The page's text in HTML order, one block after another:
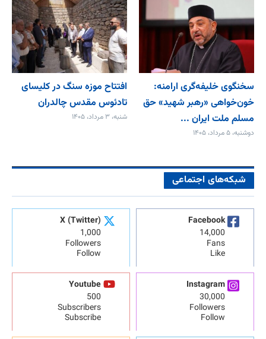
سخنگوی خلیفه‌گری ارامنه:
خون‌خواهی «رهبر شهید» حق
مسلم ملت ایران ...
دوشنبه، ۵ مرداد، ۱۴۰۵
افتتاح موزه سنگ در کلیسای
تادئوس مقدس چالدران
شنبه، ۳ مرداد، ۱۴۰۵
شبکه‌های اجتماعی
Facebook
14,000
Fans
Like
X (Twitter)
1,000
Followers
Follow
Instagram
30,000
Followers
Follow
Youtube
500
Subscribers
Subscribe